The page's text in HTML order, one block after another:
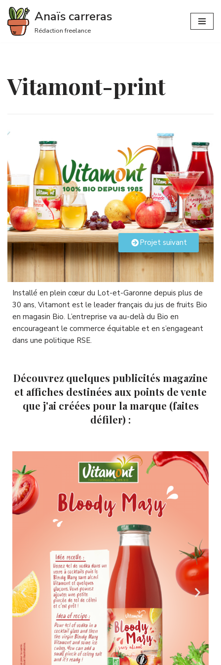
Aller
au
Anaïs carreras
Rédaction freelance
Vitamont-print
Projet suivant
Installé en plein cœur du Lot-et-Garonne depuis plus de
30 ans, Vitamont est le leader français du jus de fruits Bio
en magasin Bio. L’entreprise va au-delà du Bio en
encourageant le commerce équitable et en s’engageant
dans une politique RSE.
Découvrez quelques publicités magazine
et affiches destinées aux points de vente
que j'ai créées pour la marque (faites
défiler) :